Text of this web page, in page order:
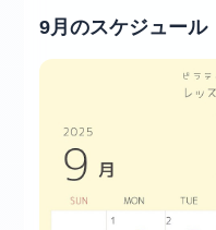
9月のスケジュール